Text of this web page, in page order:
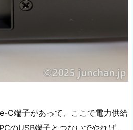
C端子があって、ここで電力供給